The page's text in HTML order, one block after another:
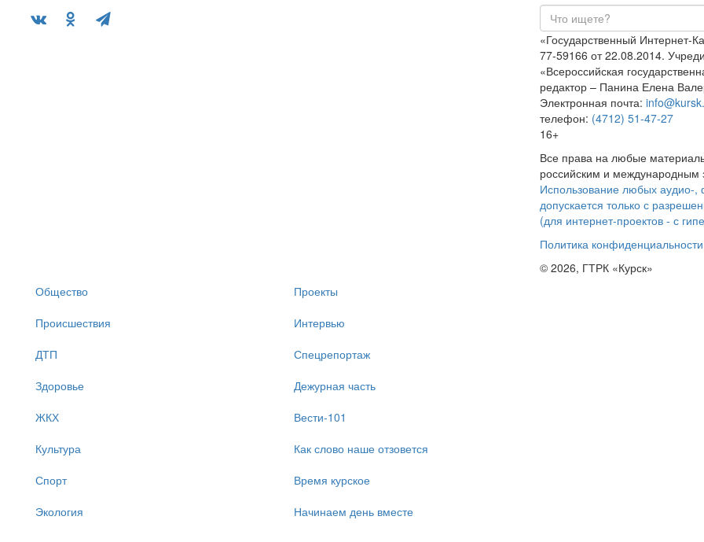
«Государственный
77-59166 от 22.08.2014.
«Всероссийская
редактор – Панина Елена
Электронная почта:
телефон: (4712) 51-47-27
16+
Все права на любые
российским и международным
Использование любых аудио-
допускается только с
(для интернет-проектов - с
Политика конфиденциальности
© 2026, ГТРК «Курск»
Общество
Происшествия
ДТП
Здоровье
ЖКХ
Культура
Спорт
Экология
Проекты
Интервью
Спецрепортаж
Дежурная часть
Вести-101
Как слово наше отзовется
Время курское
Начинаем день вместе